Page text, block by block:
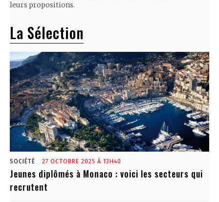
leurs propositions.
La Sélection
SOCIÉTÉ 27 OCTOBRE 2025 À 13H40
Jeunes diplômés à Monaco : voici les secteurs qui
recrutent